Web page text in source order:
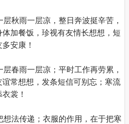
秋雨一层凉，整日奔波挺辛苦，
加餐饭，珍视有友情长想想，短
安康！
春雨一层凉；平时工作再劳累，
常想想，发条短信可别忘；寒流
裳！
法传递；衣服的作用，在于把寒